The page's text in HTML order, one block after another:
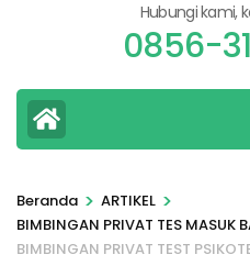
Hubungi kami,
0856-
Beranda > ARTIKEL >
BIMBINGAN PRIVAT TES MASUK
BIMBINGAN PRIVAT TEST